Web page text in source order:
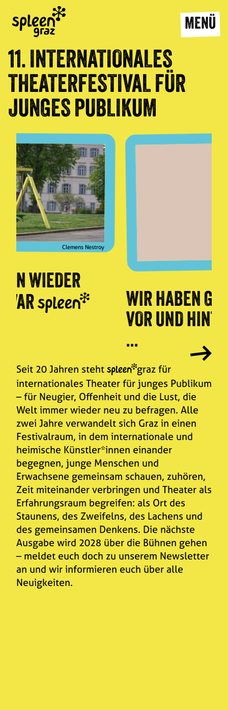
MENÜ
11. INTERNATIONALES
THEATERFESTIVAL FÜR
JUNGES PUBLIKUM
Matthias Wäckerlin
WIR HABEN GETANZT (AUF,
VOR UND HINTER DER BÜHNE)
Seit 20 Jahren steht
graz für
internationales Theater für junges Publikum
– für Neugier, Offenheit und die Lust, die
Welt immer wieder neu zu befragen. Alle
zwei Jahre verwandelt sich Graz in einen
Festivalraum, in dem internationale und
heimische Künstler*innen einander
begegnen, junge Menschen und
Erwachsene gemeinsam schauen, zuhören,
Zeit miteinander verbringen und Theater als
Erfahrungsraum begreifen: als Ort des
Staunens, des Zweifelns, des Lachens und
des gemeinsamen Denkens. Die nächste
Ausgabe wird 2028 über die Bühnen gehen
– meldet euch doch zu unserem Newsletter
an und wir informieren euch über alle
Neuigkeiten.
JAHRE ALT
ICH INTERESSIERE
MICH FÜR
ALLES
JEDEN TAG